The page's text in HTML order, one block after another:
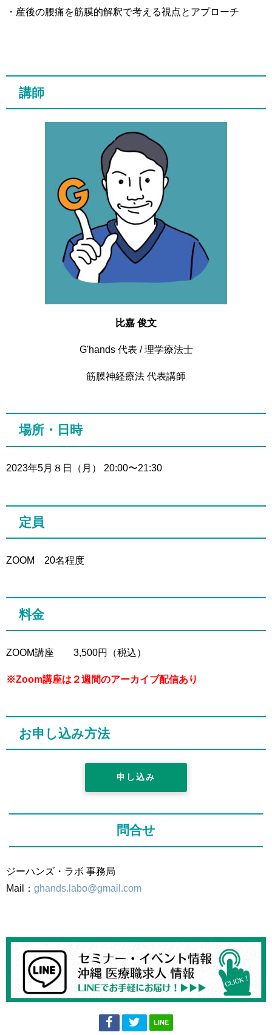
・産後の腰痛を筋膜的解釈で考える視点とアプローチ
講師
比嘉 俊文
G'hands 代表 / 理学療法士
筋膜神経療法 代表講師
場所・日時
2023年5月８日（月） 20:00〜21:30
定員
ZOOM 20名程度
料金
ZOOM講座 3,500円（税込）
※Zoom講座は２週間のアーカイブ配信あり
お申し込み方法
申し込み
問合せ
ジーハンズ・ラボ 事務局
Mail： ghands.labo@gmail.com
LINE